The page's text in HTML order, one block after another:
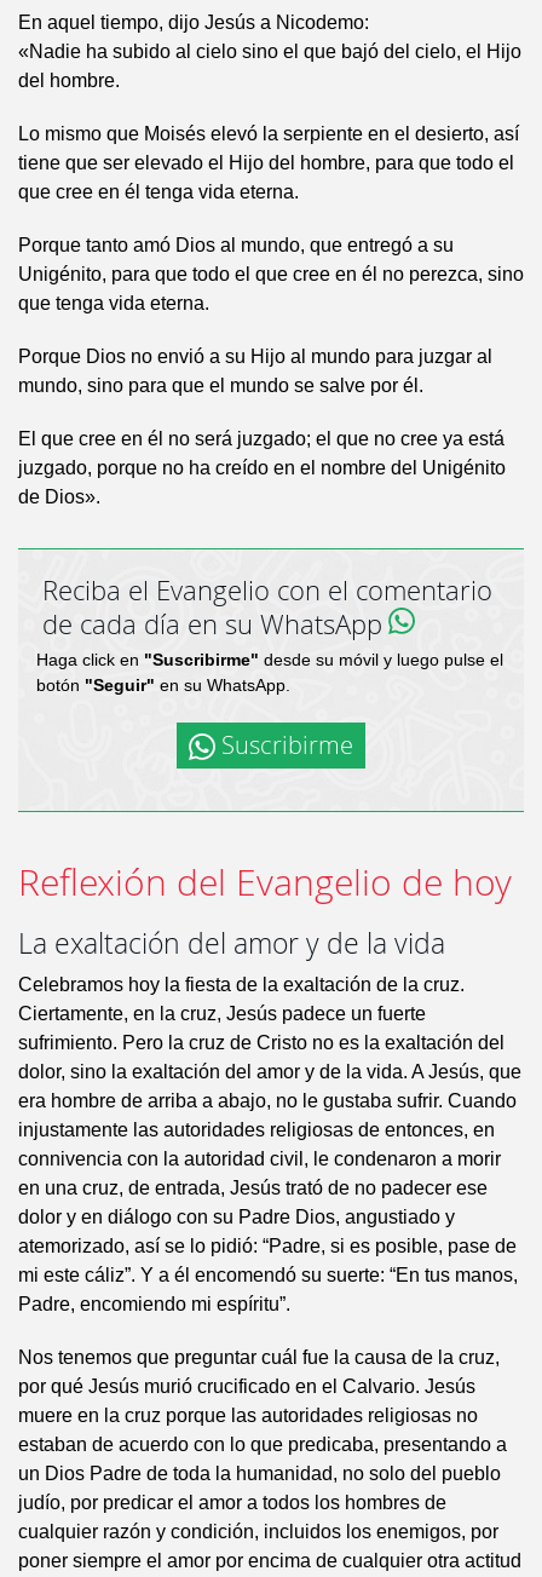
En aquel tiempo, dijo Jesús a Nicodemo:
«Nadie ha subido al cielo sino el que bajó del cielo, el Hijo
del hombre.
Lo mismo que Moisés elevó la serpiente en el desierto, así
tiene que ser elevado el Hijo del hombre, para que todo el
que cree en él tenga vida eterna.
Porque tanto amó Dios al mundo, que entregó a su
Unigénito, para que todo el que cree en él no perezca, sino
que tenga vida eterna.
Porque Dios no envió a su Hijo al mundo para juzgar al
mundo, sino para que el mundo se salve por él.
El que cree en él no será juzgado; el que no cree ya está
juzgado, porque no ha creído en el nombre del Unigénito
de Dios».
Reciba el Evangelio con el comentario
de cada día en su WhatsApp
Haga click en "Suscribirme" desde su móvil y luego pulse el
botón "Seguir" en su WhatsApp.
Suscribirme
Reflexión del Evangelio de hoy
La exaltación del amor y de la vida
Celebramos hoy la fiesta de la exaltación de la cruz.
Ciertamente, en la cruz, Jesús padece un fuerte
sufrimiento. Pero la cruz de Cristo no es la exaltación del
dolor, sino la exaltación del amor y de la vida. A Jesús, que
era hombre de arriba a abajo, no le gustaba sufrir. Cuando
injustamente las autoridades religiosas de entonces, en
connivencia con la autoridad civil, le condenaron a morir
en una cruz, de entrada, Jesús trató de no padecer ese
dolor y en diálogo con su Padre Dios, angustiado y
atemorizado, así se lo pidió: “Padre, si es posible, pase de
mi este cáliz”. Y a él encomendó su suerte: “En tus manos,
Padre, encomiendo mi espíritu”.
Nos tenemos que preguntar cuál fue la causa de la cruz,
por qué Jesús murió crucificado en el Calvario. Jesús
muere en la cruz porque las autoridades religiosas no
estaban de acuerdo con lo que predicaba, presentando a
un Dios Padre de toda la humanidad, no solo del pueblo
judío, por predicar el amor a todos los hombres de
cualquier razón y condición, incluidos los enemigos, por
poner siempre el amor por encima de cualquier otra actitud